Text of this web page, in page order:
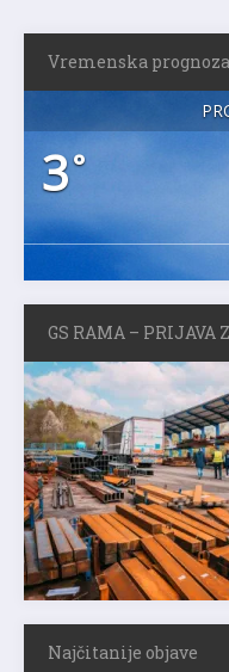
Vremenska prognoza
3°
GS RAMA – PRIJAVA
Najčitanije objave